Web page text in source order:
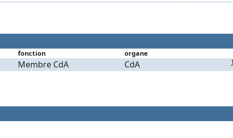
fonction organe
Membre CdA CdA